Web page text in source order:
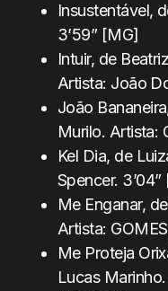
Insustentável,
3’59” [MG]
Intuir, de
Artista: João
João
Murilo. Artista:
Kel Dia, de
Spencer.
Me Enganar,
Artista:
Me Proteja
Lucas